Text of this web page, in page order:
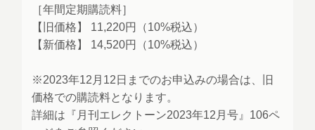
［年間定期購読料］
【旧価格】 11,220円（10%税込）
【新価格】 14,520円（10%税込）
※2023年12月12日までのお申込みの場合は、旧
価格での購読料となります。
詳細は『月刊エレクトーン2023年12月号』106ペ